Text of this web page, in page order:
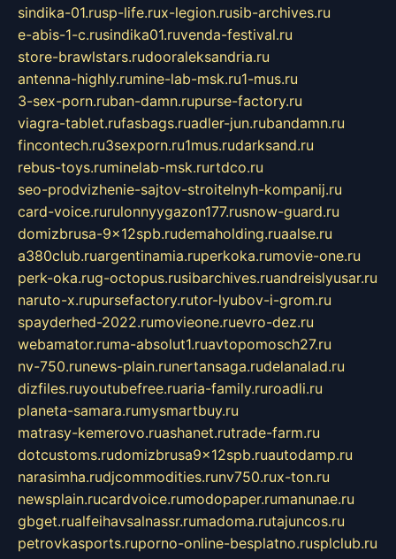
sindika-01.rusp-life.rux-legion.rusib-archives.ru
e-abis-1-c.rusindika01.ruvenda-festival.ru
store-brawlstars.rudooraleksandria.ru
antenna-highly.rumine-lab-msk.ru1-mus.ru
3-sex-porn.ruban-damn.rupurse-factory.ru
viagra-tablet.rufasbags.ruadler-jun.rubandamn.ru
fincontech.ru3sexporn.ru1mus.rudarksand.ru
rebus-toys.ruminelab-msk.rurtdco.ru
seo-prodvizhenie-sajtov-stroitelnyh-kompanij.ru
card-voice.rurulonnyygazon177.rusnow-guard.ru
domizbrusa-9x12spb.rudemaholding.ruaalse.ru
a380club.ruargentinamia.ruperkoka.rumovie-one.ru
perk-oka.rug-octopus.rusibarchives.ruandreislyusar.ru
naruto-x.rupursefactory.rutor-lyubov-i-grom.ru
spayderhed-2022.rumovieone.ruevro-dez.ru
webamator.ruma-absolut1.ruavtopomosch27.ru
nv-750.runews-plain.runertansaga.rudelanalad.ru
dizfiles.ruyoutubefree.ruaria-family.ruroadli.ru
planeta-samara.rumysmartbuy.ru
matrasy-kemerovo.ruashanet.rutrade-farm.ru
dotcustoms.rudomizbrusa9x12spb.ruautodamp.ru
narasimha.rudjcommodities.runv750.rux-ton.ru
newsplain.rucardvoice.rumodopaper.rumanunae.ru
gbget.rualfeihavsalnassr.rumadoma.rutajuncos.ru
petrovkasports.ruporno-online-besplatno.rusplclub.ru